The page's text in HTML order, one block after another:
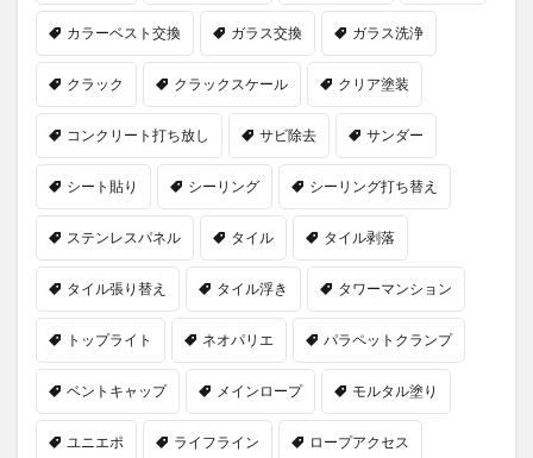
カラーベスト交換 ガラス交換 ガラス洗浄
クラック クラックスケール クリア塗装
コンクリート打ち放し サビ除去 サンダー
シート貼り シーリング シーリング打ち替え
ステンレスパネル タイル タイル剥落
タイル張り替え タイル浮き タワーマンション
トップライト ネオパリエ パラペットクランプ
ベントキャップ メインロープ モルタル塗り
ユニエポ ライフライン ロープアクセス